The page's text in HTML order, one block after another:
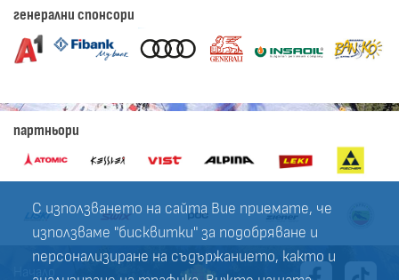
С използването на сайта Вие приемате, че
използваме "бисквитки" за подобряване и
персонализиране на съдържанието, както и
генерални спонсори
партньори